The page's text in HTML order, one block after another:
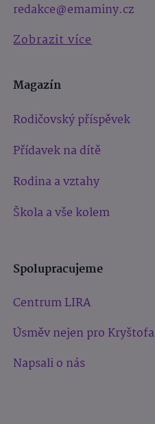
redakce@emaminy.cz
Zobrazit více
Magazín
Rodičovský příspěvek
Přídavek na dítě
Rodina a vztahy
Škola a vše kolem
Spolupracujeme
Centrum LIRA
Úsměv nejen pro Kryštofa
Napsali o nás